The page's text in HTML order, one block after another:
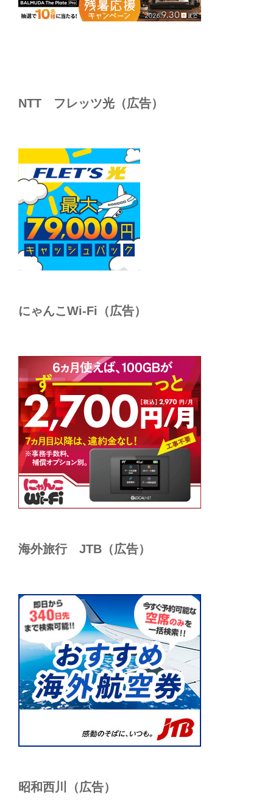
NTT フレッツ光（広告）
にゃんこWi-Fi（広告）
海外旅行 JTB（広告）
昭和西川（広告）